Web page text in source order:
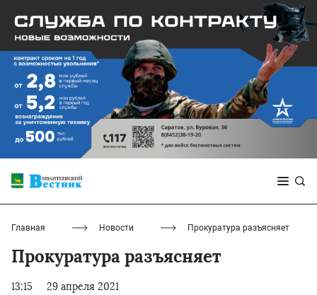
Главная Новости Прокуратура разъясняет
Прокуратура разъясняет
13:15 29 апреля 2021